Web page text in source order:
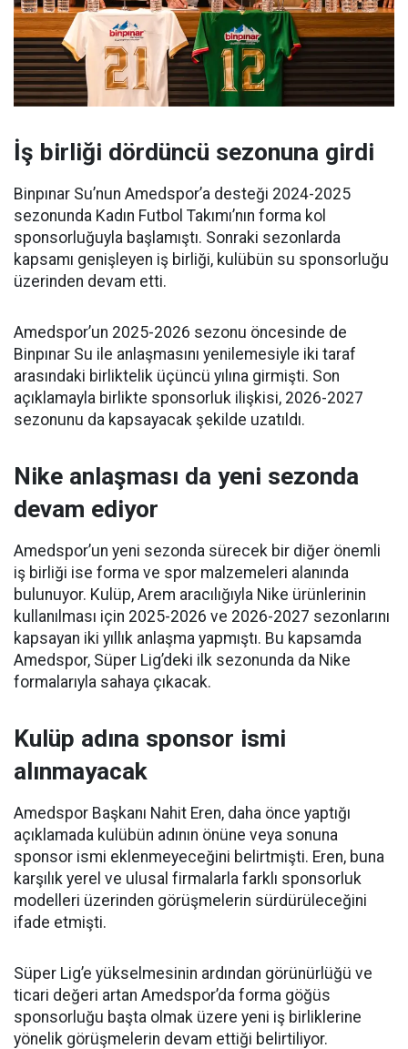
İş birliği dördüncü sezonuna girdi
Binpınar Su’nun Amedspor’a desteği 2024-2025
sezonunda Kadın Futbol Takımı’nın forma kol
sponsorluğuyla başlamıştı. Sonraki sezonlarda
kapsamı genişleyen iş birliği, kulübün su sponsorluğu
üzerinden devam etti.
Amedspor’un 2025-2026 sezonu öncesinde de
Binpınar Su ile anlaşmasını yenilemesiyle iki taraf
arasındaki birliktelik üçüncü yılına girmişti. Son
açıklamayla birlikte sponsorluk ilişkisi, 2026-2027
sezonunu da kapsayacak şekilde uzatıldı.
Nike anlaşması da yeni sezonda
devam ediyor
Amedspor’un yeni sezonda sürecek bir diğer önemli
iş birliği ise forma ve spor malzemeleri alanında
bulunuyor. Kulüp, Arem aracılığıyla Nike ürünlerinin
kullanılması için 2025-2026 ve 2026-2027 sezonlarını
kapsayan iki yıllık anlaşma yapmıştı. Bu kapsamda
Amedspor, Süper Lig’deki ilk sezonunda da Nike
formalarıyla sahaya çıkacak.
Kulüp adına sponsor ismi
alınmayacak
Amedspor Başkanı Nahit Eren, daha önce yaptığı
açıklamada kulübün adının önüne veya sonuna
sponsor ismi eklenmeyeceğini belirtmişti. Eren, buna
karşılık yerel ve ulusal firmalarla farklı sponsorluk
modelleri üzerinden görüşmelerin sürdürüleceğini
ifade etmişti.
Süper Lig’e yükselmesinin ardından görünürlüğü ve
ticari değeri artan Amedspor’da forma göğüs
sponsorluğu başta olmak üzere yeni iş birliklerine
yönelik görüşmelerin devam ettiği belirtiliyor.